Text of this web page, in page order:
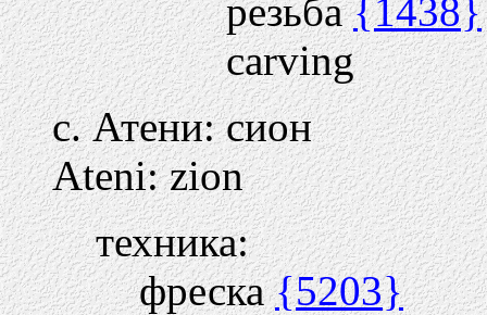
резьба{1438}
carving
с. Атени: сион
Ateni: zion
техника:
фреска{5203}